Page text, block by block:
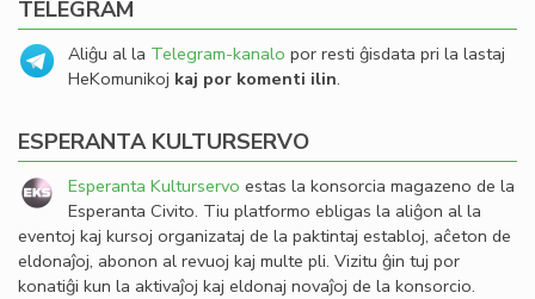
TELEGRAM
Aliĝu al la Telegram-kanalo por resti ĝisdata pri la lastaj
HeKomunikoj kaj por komenti ilin.
ESPERANTA KULTURSERVO
Esperanta Kulturservo estas la konsorcia magazeno de la
Esperanta Civito. Tiu platformo ebligas la aliĝon al la
eventoj kaj kursoj organizataj de la paktintaj establoj, aĉeton de
eldonaĵoj, abonon al revuoj kaj multe pli. Vizitu ĝin tuj por
konatiĝi kun la aktivaĵoj kaj eldonaj novaĵoj de la konsorcio.